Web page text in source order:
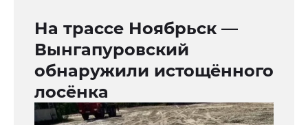
На трассе Ноябрьск —
Вынгапуровский
обнаружили истощённого
лосёнка